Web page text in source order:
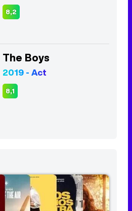
8,2
The Boys
2019 - Act
8,1